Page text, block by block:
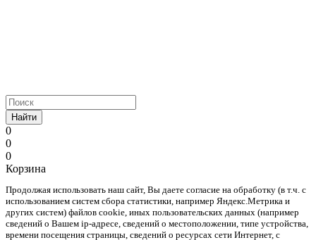
Найти
0
0
0
Корзина
Продолжая использовать наш cайт, Вы даете согласие на обработку (в т.ч. с
использованием систем сбора статистики, например Яндекс.Метрика и
других систем) файлов cookie, иных пользовательских данных (например
сведений о Вашем ip-адресе, сведений о местоположении, типе устройства,
времени посещения страницы, сведений о ресурсах сети Интернет, с